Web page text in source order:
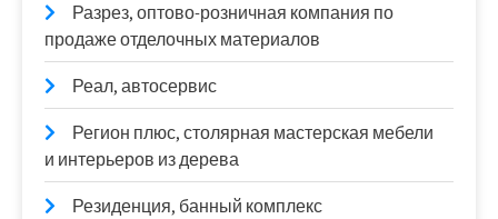
Разрез, оптово-розничная компания по
продаже отделочных материалов
Реал, автосервис
Регион плюс, столярная мастерская мебели
и интерьеров из дерева
Резиденция, банный комплекс